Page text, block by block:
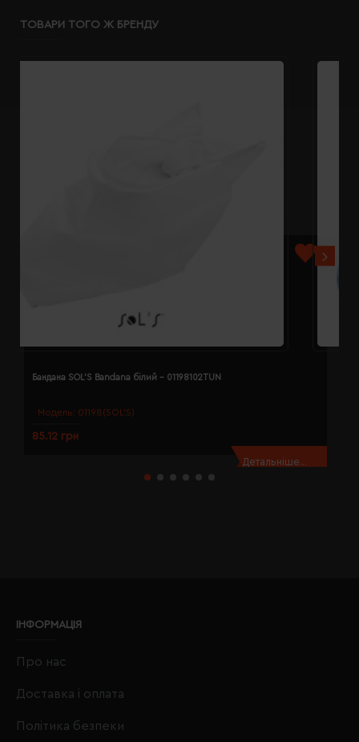
ТОВАРИ ТОГО Ж БРЕНДУ
Модель: 01198(SOL’S)
Бандана SOL'S Bandana білий - 01198102TUN
85.12 грн
Детальніше...
ІНФОРМАЦІЯ
Про нас
Доставка і оплата
Політика безпеки